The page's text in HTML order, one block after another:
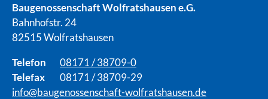
Baugenossenschaft Wolfratshausen e.G.
Bahnhofstr. 24
82515 Wolfratshausen
Telefon
08171 / 38709-0
Telefax
08171 / 38709-29
info@baugenossenschaft-wolfratshausen.de